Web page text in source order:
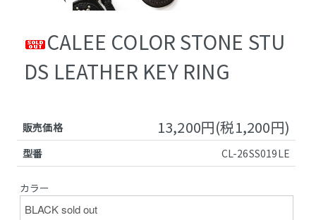
CALEE COLOR STONE STU
DS LEATHER KEY RING
販売価格 13,200円(税1,200円)
型番 CL-26SS019LE
カラー